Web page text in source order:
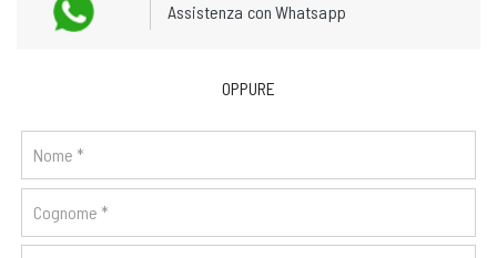
Assistenza con Whatsapp
OPPURE